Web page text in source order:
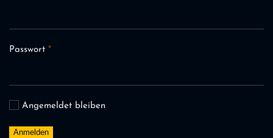
Passwort *Erforderlich
Angemeldet bleiben
Anmelden